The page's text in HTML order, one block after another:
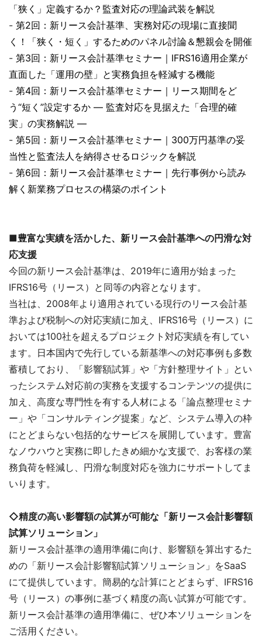
「狭く」定義するか？監査対応の理論武装を解説
- 第2回：新リース会計基準、実務対応の現場に直接聞
く！「狭く・短く」するためのパネル討論＆懇親会を開催
- 第3回：新リース会計基準セミナー｜IFRS16適用企業が
直面した「運用の壁」と実務負担を軽減する機能
- 第4回：新リース会計基準セミナー｜リース期間をど
う“短く”設定するか ― 監査対応を見据えた「合理的確
実」の実務解説 ―
- 第5回：新リース会計基準セミナー｜300万円基準の妥
当性と監査法人を納得させるロジックを解説
- 第6回：新リース会計基準セミナー｜先行事例から読み
解く新業務プロセスの構築のポイント
■豊富な実績を活かした、新リース会計基準への円滑な対
応支援
今回の新リース会計基準は、2019年に適用が始まった
IFRS16号（リース）と同等の内容となります。
当社は、2008年より適用されている現行のリース会計基
準および税制への対応実績に加え、IFRS16号（リース）に
おいては100社を超えるプロジェクト対応実績を有してい
ます。日本国内で先行している新基準への対応事例も多数
蓄積しており、「影響額試算」や「方針整理サイト」とい
ったシステム対応前の実務を支援するコンテンツの提供に
加え、高度な専門性を有する人材による「論点整理セミナ
ー」や「コンサルティング提案」など、システム導入の枠
にとどまらない包括的なサービスを展開しています。豊富
なノウハウと実務に即したきめ細かな支援で、お客様の業
務負荷を軽減し、円滑な制度対応を強力にサポートしてま
いります。
◇精度の高い影響額の試算が可能な「新リース会計影響額
試算ソリューション」
新リース会計基準の適用準備に向け、影響額を算出するた
めの「新リース会計影響額試算ソリューション」をSaaS
にて提供しています。簡易的な計算にとどまらず、IFRS16
号（リース）の事例に基づく精度の高い試算が可能です。
新リース会計基準の適用準備に、ぜひ本ソリューションを
ご活用ください。